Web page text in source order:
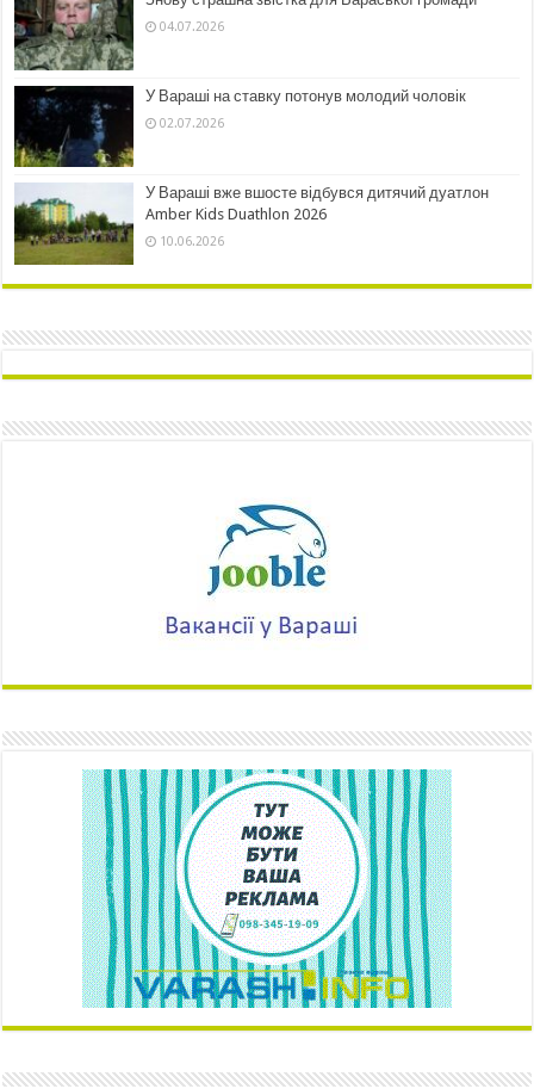
04.07.2026
У Вараші на ставку потонув молодий чоловік
02.07.2026
У Вараші вже вшосте відбувся дитячий дуатлон
Amber Kids Duathlon 2026
10.06.2026